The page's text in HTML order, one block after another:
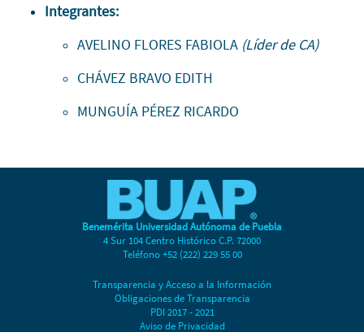
Integrantes:
AVELINO FLORES FABIOLA (Líder de CA)
CHÁVEZ BRAVO EDITH
MUNGUÍA PÉREZ RICARDO
Benemérita Universidad Autónoma de Puebla
4 Sur 104 Centro Histórico C.P. 72000
Teléfono +52 (222) 229 55 00
Transparencia y Acceso a la Información
Obligaciones de Transparencia
PDI 2017 - 2021
Aviso de Privacidad